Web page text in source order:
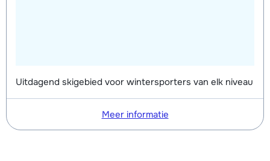
Uitdagend skigebied voor wintersporters van elk niveau
Meer informatie